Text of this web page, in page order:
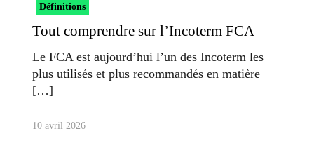
Définitions
Tout comprendre sur l’Incoterm FCA
Le FCA est aujourd’hui l’un des Incoterm les
plus utilisés et plus recommandés en matière
10 avril 2026